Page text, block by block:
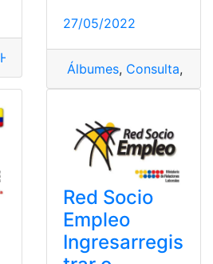
Hoja de vida
27/05/2022
Álbumes, Consulta,
Red Socio
Empleo
Ingresarregis